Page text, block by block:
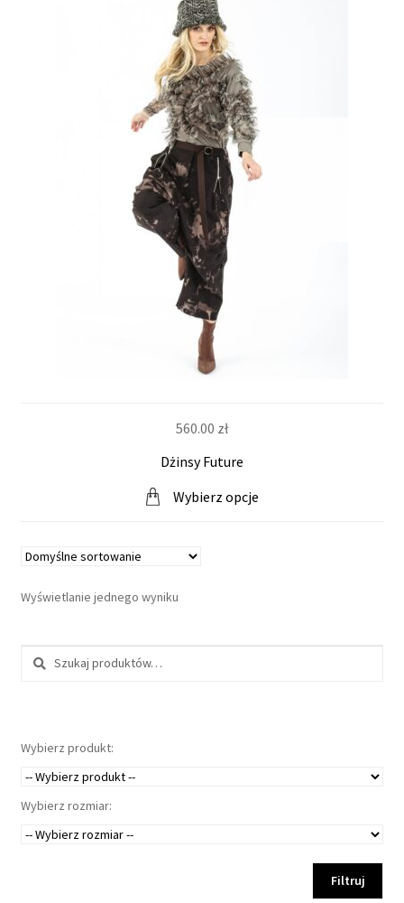
s
k
l
e
p
i
n
t
e
r
n
w
Wybierz opcje
560.00 zł
Dżinsy Future
Wyświetlanie jednego wyniku
Szukaj:
Wybierz produkt:
Wybierz rozmiar:
Filtruj